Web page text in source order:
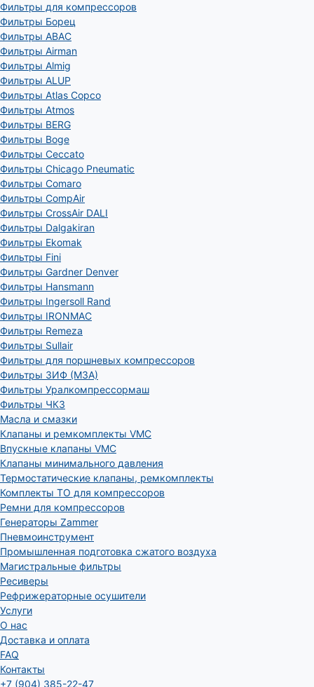
Фильтры для компрессоров
Фильтры Борец
Фильтры ABAC
Фильтры Airman
Фильтры Almig
Фильтры ALUP
Фильтры Atlas Copco
Фильтры Atmos
Фильтры BERG
Фильтры Boge
Фильтры Ceccato
Фильтры Chicago Pneumatic
Фильтры Comaro
Фильтры CompAir
Фильтры CrossAir DALI
Фильтры Dalgakiran
Фильтры Ekomak
Фильтры Fini
Фильтры Gardner Denver
Фильтры Hansmann
Фильтры Ingersoll Rand
Фильтры IRONMAC
Фильтры Remeza
Фильтры Sullair
Фильтры для поршневых компрессоров
Фильтры ЗИФ (МЗА)
Фильтры Уралкомпрессормаш
Фильтры ЧКЗ
Масла и смазки
Клапаны и ремкомплекты VMC
Впускные клапаны VMC
Клапаны минимального давления
Термостатические клапаны, ремкомплекты
Комплекты ТО для компрессоров
Ремни для компрессоров
Генераторы Zammer
Пневмоинструмент
Промышленная подготовка сжатого воздуха
Магистральные фильтры
Ресиверы
Рефрижераторные осушители
Услуги
О нас
Доставка и оплата
FAQ
Контакты
+7 (904) 385-22-47